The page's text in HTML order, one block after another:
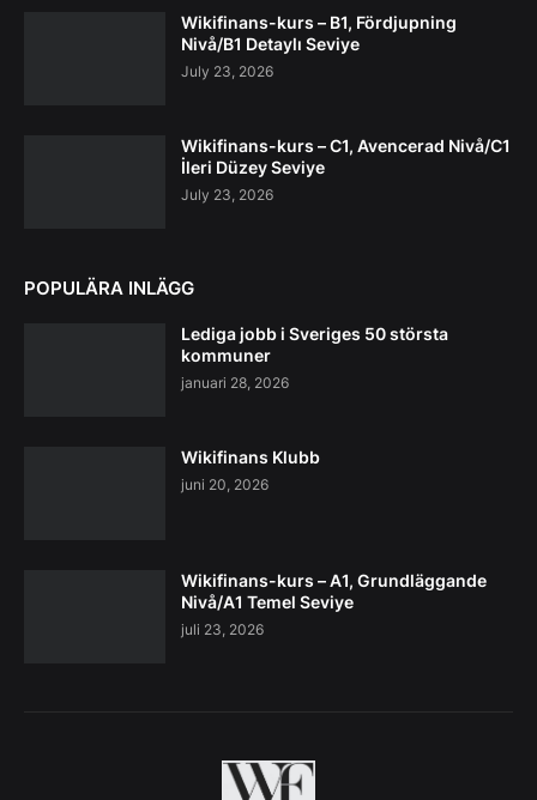
Wikifinans-kurs – B1, Fördjupning
Nivå/B1 Detaylı Seviye
July 23, 2026
Wikifinans-kurs – C1, Avencerad Nivå/C1
İleri Düzey Seviye
July 23, 2026
POPULÄRA INLÄGG
Lediga jobb i Sveriges 50 största
kommuner
januari 28, 2026
Wikifinans Klubb
juni 20, 2026
Wikifinans-kurs – A1, Grundläggande
Nivå/A1 Temel Seviye
juli 23, 2026